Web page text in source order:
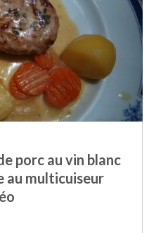
porc au vin blanc
au multicuiseur